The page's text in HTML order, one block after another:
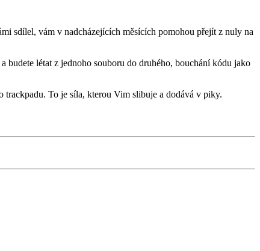
sdílel, vám v nadcházejících měsících pomohou přejít z nuly na
budete létat z jednoho souboru do druhého, bouchání kódu jako
trackpadu. To je síla, kterou Vim slibuje a dodává v piky.